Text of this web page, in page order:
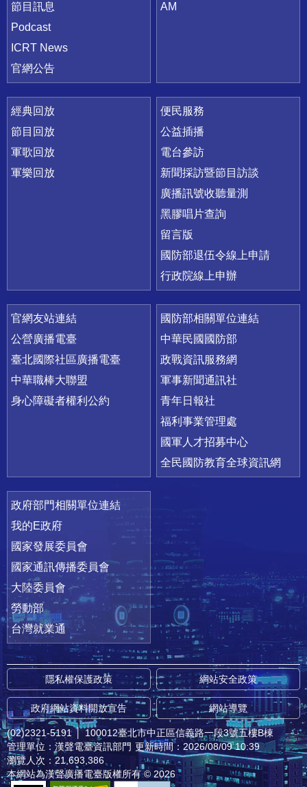
節目訊息
Podcast
ICRT News
官網公告
AM
經典回放
節目回放
軍歌回放
軍樂回放
便民服務
公益插播
電台參訪
新聞採訪暨節目訪談
廣播訊號收聽量測
黑膠唱片查詢
留言版
國防部退伍令線上申請
行政院線上申辦
官網友站連結
公營廣播電臺
臺北國際社區廣播電臺
中華職棒大聯盟
身心障礙者權利公約
國防部相關單位連結
中華民國國防部
政戰資訊服務網
軍事新聞通訊社
青年日報社
福利事業管理處
國軍人才招募中心
全民國防教育全球資訊網
政府部門相關單位連結
我的E政府
國家發展委員會
國家通訊傳播委員會
大陸委員會
勞動部
台灣就業通
隱私權保護政策 網站安全政策
政府網站資料開放宣告 網站導覽
(02)2321-5191 │ 100012臺北市中正區信義路一段3號五樓B棟
管理單位：漢聲電臺資訊部門 更新時間：2026/08/09 10:39
瀏覽人次：21,693,386
本網站為漢聲廣播電臺版權所有 © 2026